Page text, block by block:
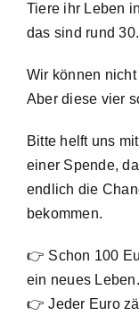
Tiere ihr Leben
das sind rund
Wir können
Aber diese vier
Bitte helft uns
einer Spende,
endlich die
bekommen.
👉 Schon 100
ein neues Leben.
👉 Jeder Euro